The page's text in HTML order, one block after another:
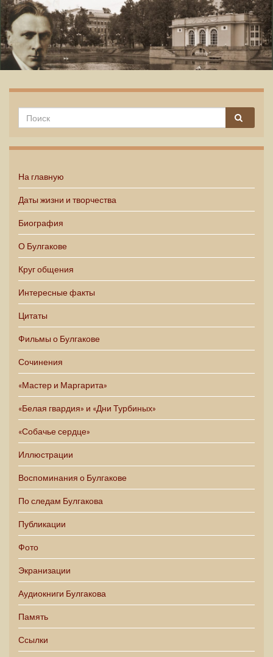
На главную
Даты жизни и творчества
Биография
О Булгакове
Круг общения
Интересные факты
Цитаты
Фильмы о Булгакове
Сочинения
«Мастер и Маргарита»
«Белая гвардия» и «Дни Турбиных»
«Собачье сердце»
Иллюстрации
Воспоминания о Булгакове
По следам Булгакова
Публикации
Фото
Экранизации
Аудиокниги Булгакова
Память
Ссылки